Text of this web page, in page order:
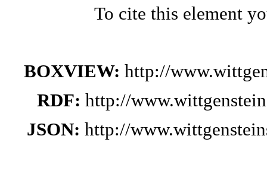
To cite this element
BOXVIEW: http://
RDF: http://
JSON: http://